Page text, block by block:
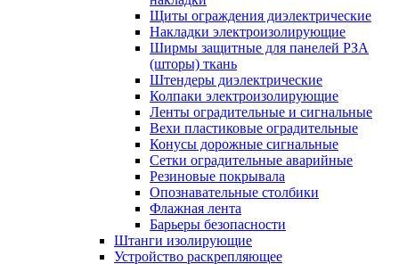
Щиты ограждения диэлектрические
Накладки электроизолирующие
Ширмы защитные для панелей РЗА
(шторы) ткань
Штендеры диэлектрические
Колпаки электроизолирующие
Ленты оградительные и сигнальные
Вехи пластиковые оградительные
Конусы дорожные сигнальные
Сетки оградительные аварийные
Резиновые покрывала
Опознавательные столбики
Флажная лента
Барьеры безопасности
Штанги изолирующие
Устройство раскрепляющее